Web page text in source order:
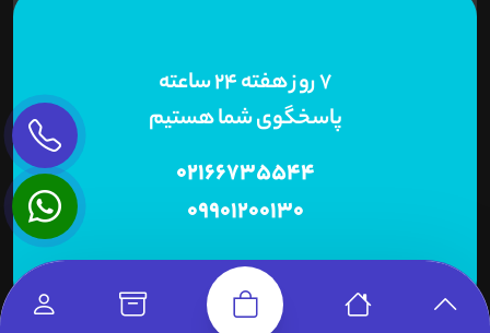
7 روز هفته 24 ساعته
پاسخگوی شما هستیم
02166735544
09901200130